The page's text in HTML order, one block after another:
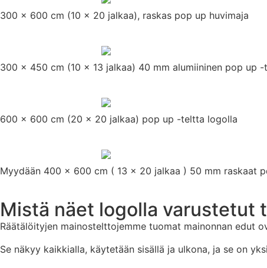
300 x 600 cm (10 x 20 jalkaa), raskas pop up huvimaja
300 x 450 cm (10 x 13 jalkaa) 40 mm alumiininen pop up
600 x 600 cm (20 x 20 jalkaa) pop up -teltta logolla
Myydään 400 x 600 cm ( 13 x 20 jalkaa ) 50 mm raskaat
Mistä näet logolla varustetut
Räätälöityjen mainostelttojemme tuomat mainonnan edut
Se näkyy kaikkialla, käytetään sisällä ja ulkona, ja se on